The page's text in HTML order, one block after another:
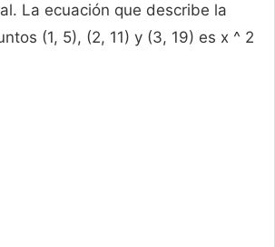
La ecuación que describe la
(1, 5), (2, 11) y (3, 19) es x ^ 2